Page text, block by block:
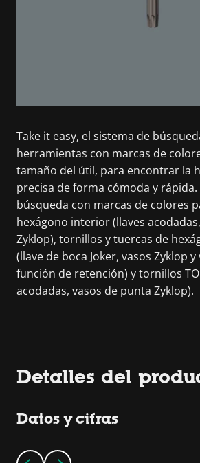
Take it easy, el sistema de
herramientas con marcas de
tamaño del útil, para encontrar la
precisa de forma cómoda y rápida.
búsqueda con marcas de colores
hexágono interior (llaves
Zyklop), tornillos y tuercas de
(llave de boca Joker, vasos Zyklop
función de retención) y tornillos
acodadas, vasos de punta Zyklop).
Detalles del
Datos y cifras